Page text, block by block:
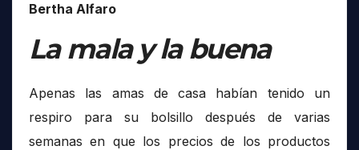
Bertha Alfaro
La mala y la buena
Apenas las amas de casa habían tenido un
respiro para su bolsillo después de varias
semanas en que los precios de los productos